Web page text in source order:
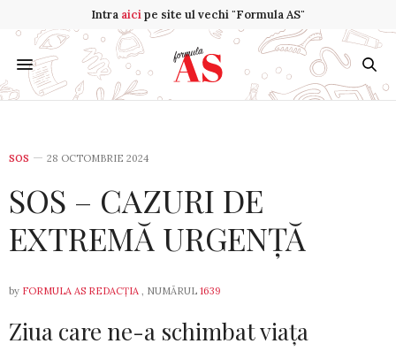
Intra aicipe site ul vechi "Formula AS"
SOS 28 OCTOMBRIE 2024
SOS – CAZURI DE
EXTREMĂ URGENȚĂ
by FORMULA AS REDACȚIA , NUMĂRUL 1639
Ziua care ne-a schimbat viața